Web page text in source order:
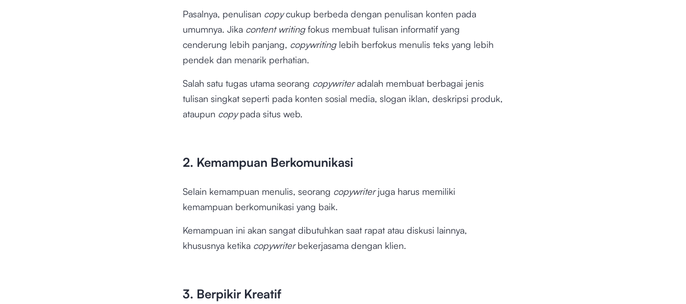
Pasalnya, penulisan copycukup berbeda dengan penulisan konten pada
umumnya. Jika content writingfokus membuat tulisan informatif yang
cenderung lebih panjang, copywriting lebih berfokus menulis teks yang lebih
pendek dan menarik perhatian.
Salah satu tugas utama seorang copywriteradalah membuat berbagai jenis
tulisan singkat seperti pada konten sosial media, slogan iklan, deskripsi produk,
ataupun copypada situs web.
2. Kemampuan Berkomunikasi
Selain kemampuan menulis, seorang copywriterjuga harus memiliki
kemampuan berkomunikasi yang baik.
Kemampuan ini akan sangat dibutuhkan saat rapat atau diskusi lainnya,
khususnya ketika copywriterbekerjasama dengan klien.
3. Berpikir Kreatif